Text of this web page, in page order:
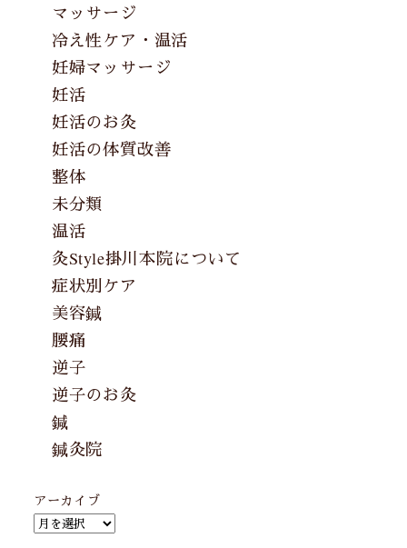
マッサージ
冷え性ケア・温活
妊婦マッサージ
妊活
妊活のお灸
妊活の体質改善
整体
未分類
温活
灸Style掛川本院について
症状別ケア
美容鍼
腰痛
逆子
逆子のお灸
鍼
鍼灸院
アーカイブ